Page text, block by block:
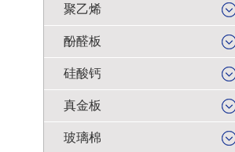
聚乙烯
酚醛板
硅酸钙
真金板
玻璃棉